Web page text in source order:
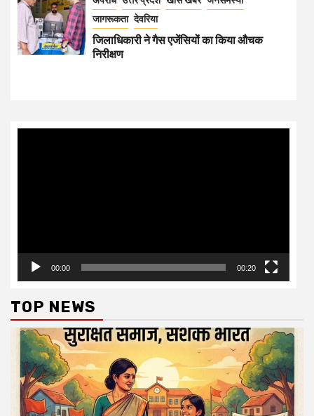
जागरूकता देवरिया
जिलाधिकारी ने गैस एजेंसियों का किया औचक
निरीक्षण
00:00 00:20
TOP NEWS